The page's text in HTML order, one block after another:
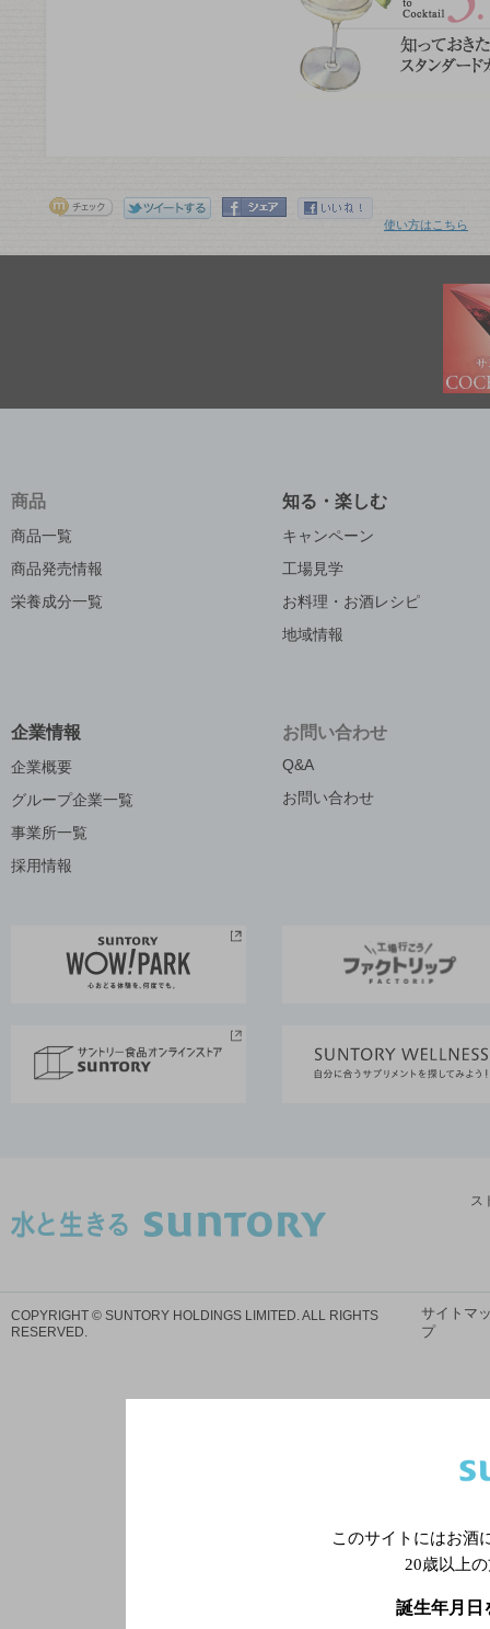
使い方はこちら
商品
商品一覧
商品発売情報
栄養成分一覧
知る・楽しむ
キャンペーン
工場見学
お料理・お酒レシピ
地域情報
企業情報
企業概要
グループ企業一覧
事業所一覧
採用情報
お問い合わせ
Q&A
お問い合わせ
ス
COPYRIGHT © SUNTORY HOLDINGS LIMITED.ALL RIGHTS
RESERVED.
サイトマ
プ
このサイトにはお酒
20歳以上
誕生年月日